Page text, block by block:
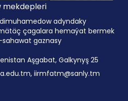
mekdepleri
adyndaky
çagalara hemaýat bermek
gaznasy
Aşgabat, Galkynyş 25
iirmfatm@sanly.tm